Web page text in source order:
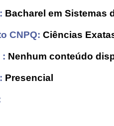
Bacharel em Sistemas
CNPQ: Ciências
: Nenhum conteúdo
Presencial